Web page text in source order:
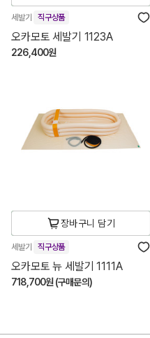
세발기 직구상품
오카모토 세발기 1123A
226,400원
장바구니 담기
세발기 직구상품
오카모토 뉴 세발기 1111A
718,700원 (구매문의)